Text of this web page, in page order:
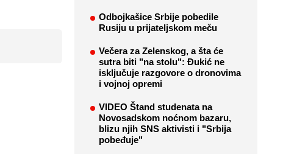
Odbojkašice Srbije pobedile
Rusiju u prijateljskom meču
Večera za Zelenskog, a šta će
sutra biti "na stolu": Đukić ne
isključuje razgovore o dronovima
i vojnoj opremi
VIDEO Štand studenata na
Novosadskom noćnom bazaru,
blizu njih SNS aktivisti i "Srbija
pobeđuje"